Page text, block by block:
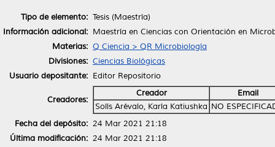
Tipo de elemento: Tesis (Maestría)
Información adicional: Maestría en Ciencias con Orientación en
Materias: Q Ciencia > QR Microbiología
Divisiones: Ciencias Biológicas
Usuario depositante: Editor Repositorio
Creadores:
Creador
Email
Solís Arévalo, Karla Katiushka NO
Fecha del depósito: 24 Mar 2021 21:18
Última modificación: 24 Mar 2021 21:18